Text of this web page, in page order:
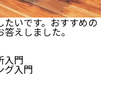
いです。おすすめの
えしました。
入門
グ入門